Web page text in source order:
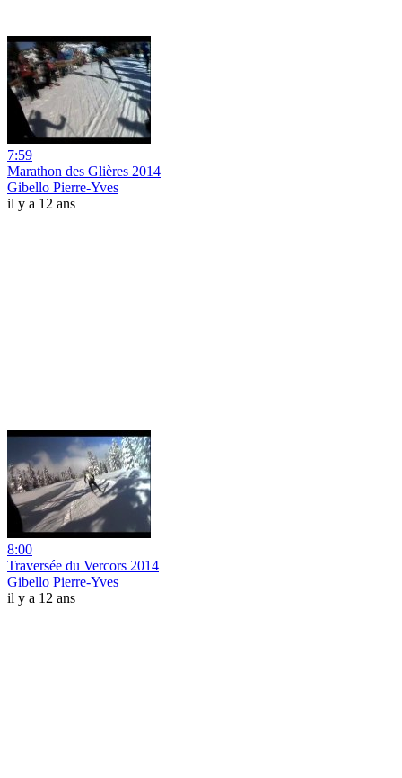
7:59
Marathon des Glières 2014
Gibello Pierre-Yves
il y a 12 ans
8:00
Traversée du Vercors 2014
Gibello Pierre-Yves
il y a 12 ans